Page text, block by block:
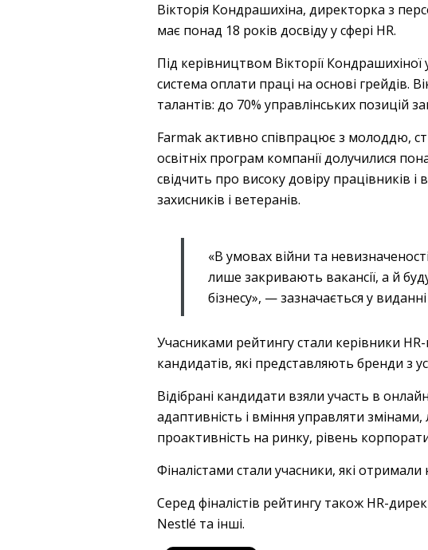
Вікторія Кондрашихіна, директорка з
має понад 18 років досвіду у сфері HR.
Під керівництвом Вікторії
система оплати праці на основі грейдів.
талантів: до 70% управлінських позицій
Farmak активно співпрацює з молоддю,
освітніх програм компанії долучилися
свідчить про високу довіру працівників і
захисників і ветеранів.
«В умовах війни та
лише закривають вакансії, а й
бізнесу», — зазначається у
Учасниками рейтингу стали керівники
кандидатів, які представляють бренди з
Відібрані кандидати взяли участь в
адаптивність і вміння управляти
проактивність на ринку, рівень
Фіналістами стали учасники, які
Серед фіналістів рейтингу також HR-
Nestlé та інші.